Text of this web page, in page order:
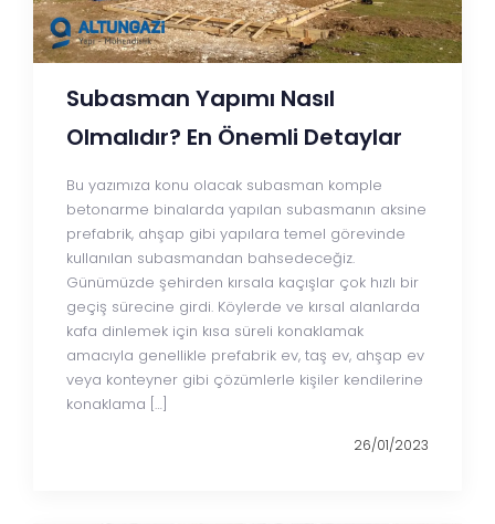
Subasman Yapımı Nasıl
Olmalıdır? En Önemli Detaylar
Bu yazımıza konu olacak subasman komple
betonarme binalarda yapılan subasmanın aksine
prefabrik, ahşap gibi yapılara temel görevinde
kullanılan subasmandan bahsedeceğiz.
Günümüzde şehirden kırsala kaçışlar çok hızlı bir
geçiş sürecine girdi. Köylerde ve kırsal alanlarda
kafa dinlemek için kısa süreli konaklamak
amacıyla genellikle prefabrik ev, taş ev, ahşap ev
veya konteyner gibi çözümlerle kişiler kendilerine
konaklama […]
26/01/2023